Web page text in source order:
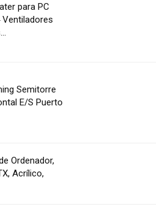
para PC
Semitorre
E/S Puerto
Ordenador,
Acrílico,